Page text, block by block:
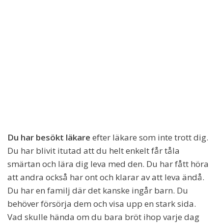
Du har besökt läkare efter läkare som inte trott dig.
Du har blivit itutad att du helt enkelt får tåla
smärtan och lära dig leva med den. Du har fått höra
att andra också har ont och klarar av att leva ändå.
Du har en familj där det kanske ingår barn. Du
behöver försörja dem och visa upp en stark sida.
Vad skulle hända om du bara bröt ihop varje dag